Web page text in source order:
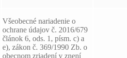
Všeobecné nariadenie o
ochrane údajov č. 2016/679
článok 6, ods. 1, písm. c) a
e), zákon č. 369/1990 Zb. o
obecnom zriadení v znení